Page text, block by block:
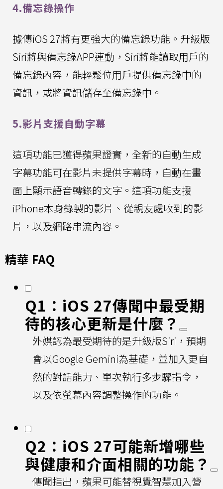
4.備忘錄操作
據傳iOS 27將有更強大的備忘錄功能。升級版
Siri將與備忘錄APP連動，Siri將能讀取用戶的
備忘錄內容，能輕鬆位用戶提供備忘錄中的
資訊，或將資訊儲存至備忘錄中。
5.影片支援自動字幕
這項功能已獲得蘋果證實，全新的自動生成
字幕功能可在影片未提供字幕時，自動在畫
面上顯示語音轉錄的文字。這項功能支援
iPhone本身錄製的影片、從親友處收到的影
片，以及網路串流內容。
精華 FAQ
Q1：iOS 27傳聞中最受期
待的核心更新是什麼？
外媒認為最受期待的是升級版Siri，預期
會以Google Gemini為基礎，並加入更自
然的對話能力、單次執行多步驟指令，
以及依螢幕內容調整操作的功能。
Q2：iOS 27可能新增哪些
與健康和介面相關的功能？
傳聞指出，蘋果可能替視覺智慧加入營